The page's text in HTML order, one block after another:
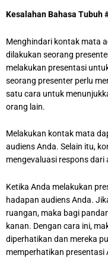
Kesalahan Bahasa Tubuh
Menghindari kontak mata
dilakukan seorang
melakukan presentasi
seorang presenter perlu
satu cara untuk
orang lain.
Melakukan kontak mata
audiens Anda. Selain itu,
mengevaluasi respons dari
Ketika Anda melakukan
hadapan audiens Anda.
ruangan, maka bagi
kanan. Dengan cara ini,
diperhatikan dan mereka
memperhatikan presentasi